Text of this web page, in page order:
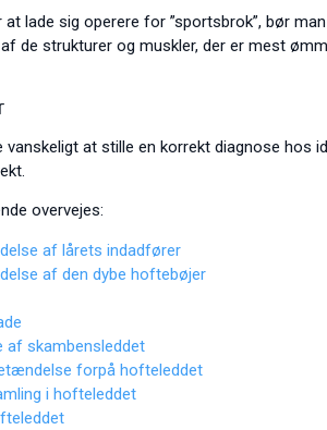
lade sig operere for ”sportsbrok”, bør
de strukturer og muskler, der er mest
at stille en korrekt diagnose hos
overvejes:
af lårets indadfører
af den dybe hoftebøjer
af skambensleddet
forpå hofteleddet
i hofteleddet